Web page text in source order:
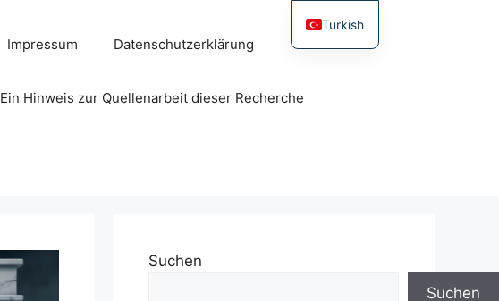
Impressum Datenschutzerklärung
Ein Hinweis zur Quellenarbeit dieser Recherche
Suchen
Suchen
Turkish